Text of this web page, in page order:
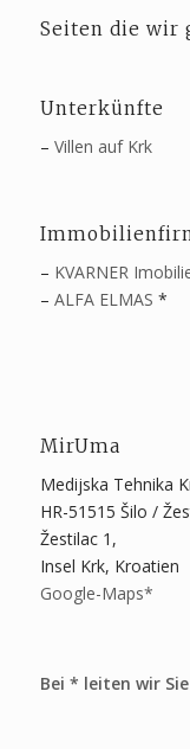
Seiten die wir
Unterkünfte
– Villen auf Krk
– KVARNER
– ALFA ELMAS *
MirUma
Medijska Tehnika
HR-51515 Šilo /
Žestilac 1,
Insel Krk, Kroatien
Google-Maps*
Bei * leiten wir